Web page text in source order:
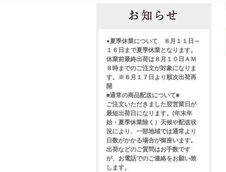
●夏季休業について ８月１１日～
１６日まで夏季休業となります。
休業前最終出荷は８月１０日ＡＭ
８時までのご注文が対象になりま
す。※８月１７日より順次出荷再
開
■通常の商品配送について■
ご注文いただきました翌営業日が
最短出荷日になります。(年末年
始・夏季休業除く）天候や配送状
況により、一部地域では通常より
日数がかかる場合が御座います。
出荷などのご質問はお手数です
が、お電話でのご連絡をお願い致
します。